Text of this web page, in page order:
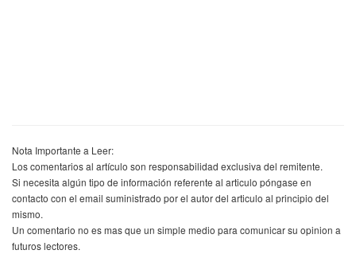
Nota Importante a Leer:
Los comentarios al artículo son responsabilidad exclusiva del remitente.
Si necesita algún tipo de información referente al articulo póngase en
contacto con el email suministrado por el autor del articulo al principio del
mismo.
Un comentario no es mas que un simple medio para comunicar su opinion a
futuros lectores.